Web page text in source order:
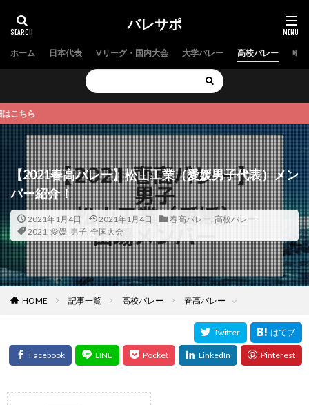
バレサポ
ホーム 日本代表 Vリーグ・国内大会 大学バレー 高校バレー 中
【2021春高バレー】松山工業（愛媛男子代表）メン
バー紹介！
2021年1月4日 2021年1月4日 春高バレー, 高校バレー
2021, 愛媛, 男子, 全国大会
HOME 記事一覧 高校バレー 春高バレー